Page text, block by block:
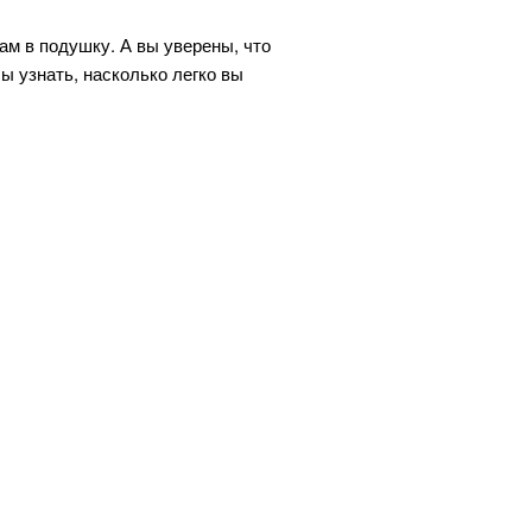
в подушку. А вы уверены, что
узнать, насколько легко вы